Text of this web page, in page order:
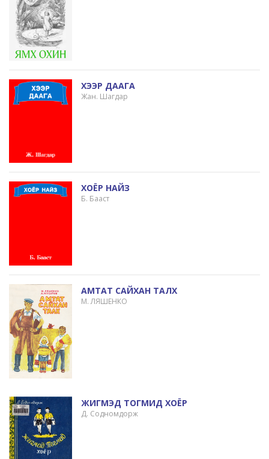
ХЭЭР ДААГА
Жан. Шагдар
ХОЁР НАЙЗ
Б. Бааст
АМТАТ САЙХАН ТАЛХ
М. ЛЯШЕНКО
ЖИГМЭД ТОГМИД ХОЁР
Д. Содномдорж